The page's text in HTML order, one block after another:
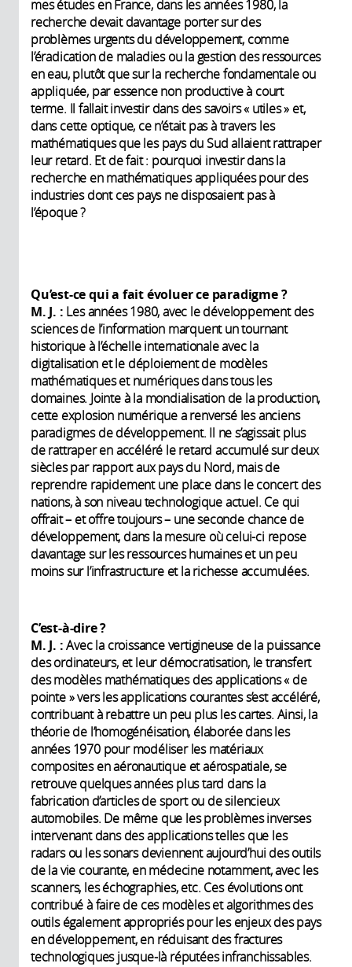
mes études en France, dans les années 1980, la
recherche devait davantage porter sur des
problèmes urgents du développement, comme
l’éradication de maladies ou la gestion des ressources
en eau, plutôt que sur la recherche fondamentale ou
appliquée, par essence non productive à court
terme. Il fallait investir dans des savoirs « utiles » et,
dans cette optique, ce n’était pas à travers les
mathématiques que les pays du Sud allaient rattraper
leur retard. Et de fait : pourquoi investir dans la
recherche en mathématiques appliquées pour des
industries dont ces pays ne disposaient pas à
l’époque ?
Qu’est-ce qui a fait évoluer ce paradigme?
M. J. : Les années 1980, avec le développement des
sciences de l’information marquent un tournant
historique à l’échelle internationale avec la
digitalisation et le déploiement de modèles
mathématiques et numériques dans tous les
domaines. Jointe à la mondialisation de la production,
cette explosion numérique a renversé les anciens
paradigmes de développement. Il ne s’agissait plus
de rattraper en accéléré le retard accumulé sur deux
siècles par rapport aux pays du Nord, mais de
reprendre rapidement une place dans le concert des
nations, à son niveau technologique actuel. Ce qui
offrait – et offre toujours – une seconde chance de
développement, dans la mesure où celui-ci repose
davantage sur les ressources humaines et un peu
moins sur l’infrastructure et la richesse accumulées.
C’est-à-dire ?
M. J. :Avec la croissance vertigineuse de la puissance
des ordinateurs, et leur démocratisation, le transfert
des modèles mathématiques des applications « de
pointe » vers les applications courantes s’est accéléré,
contribuant à rebattre un peu plus les cartes. Ainsi, la
théorie de l’homogénéisation, élaborée dans les
années 1970 pour modéliser les matériaux
composites en aéronautique et aérospatiale, se
retrouve quelques années plus tard dans la
fabrication d’articles de sport ou de silencieux
automobiles. De même que les problèmes inverses
intervenant dans des applications telles que les
radars ou les sonars deviennent aujourd’hui des outils
de la vie courante, en médecine notamment, avec les
scanners, les échographies, etc. Ces évolutions ont
contribué à faire de ces modèles et algorithmes des
outils également appropriés pour les enjeux des pays
en développement, en réduisant des fractures
technologiques jusque-là réputées infranchissables.